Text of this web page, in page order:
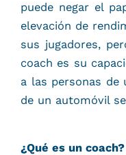
puede negar el
elevación de
sus jugadores,
coach es su
a las personas de
de un automóvil
¿Qué es un coach?